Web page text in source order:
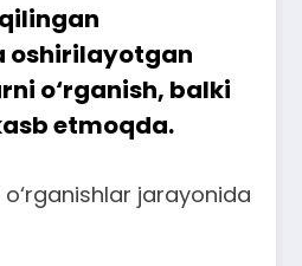
oshirilayotgan
o‘rganish, balki
etmoqda.
jarayonida